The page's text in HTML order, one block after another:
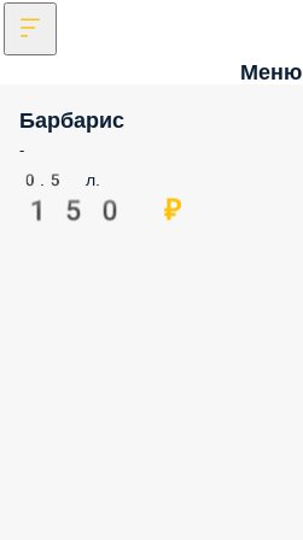
Меню
Барбарис
-
0.5 л.
150 ₽